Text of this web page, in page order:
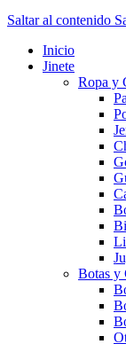
Saltar al contenido
Inicio
Jinete
Ropa y
Botas y